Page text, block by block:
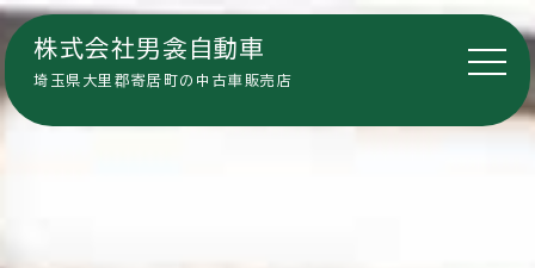
株式会社男衾自動車
埼玉県大里郡寄居町の中古車販売店